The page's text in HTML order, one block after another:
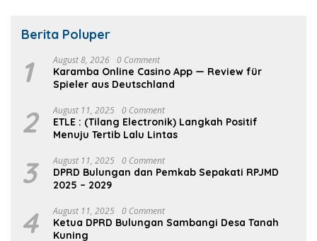
Berita Poluper
1 August 8, 2026 0 Comment
Karamba Online Casino App — Review für
Spieler aus Deutschland
2 August 11, 2025 0 Comment
ETLE : (Tilang Electronik) Langkah Positif
Menuju Tertib Lalu Lintas
3 August 11, 2025 0 Comment
DPRD Bulungan dan Pemkab Sepakati RPJMD
2025 – 2029
4 August 11, 2025 0 Comment
Ketua DPRD Bulungan Sambangi Desa Tanah
Kuning